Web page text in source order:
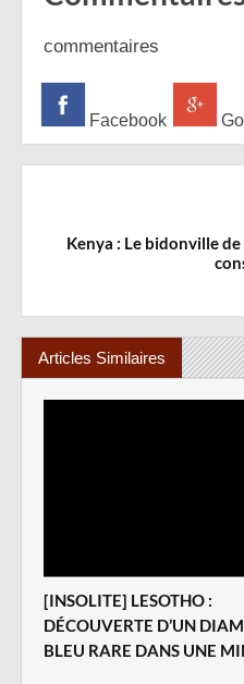
commentaires
Facebook
Kenya : Le bidonville
Articles Similaires
[INSOLITE] LESOTHO :
DÉCOUVERTE D’UN
BLEU RARE DANS UNE